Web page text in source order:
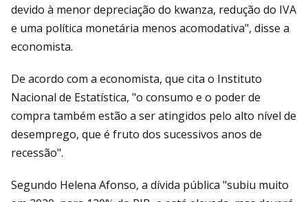
devido à menor depreciação do kwanza, redução do IVA
e uma política monetária menos acomodativa", disse a
economista.
De acordo com a economista, que cita o Instituto
Nacional de Estatística, "o consumo e o poder de
compra também estão a ser atingidos pelo alto nível de
desemprego, que é fruto dos sucessivos anos de
recessão".
Segundo Helena Afonso, a dívida pública "subiu muito